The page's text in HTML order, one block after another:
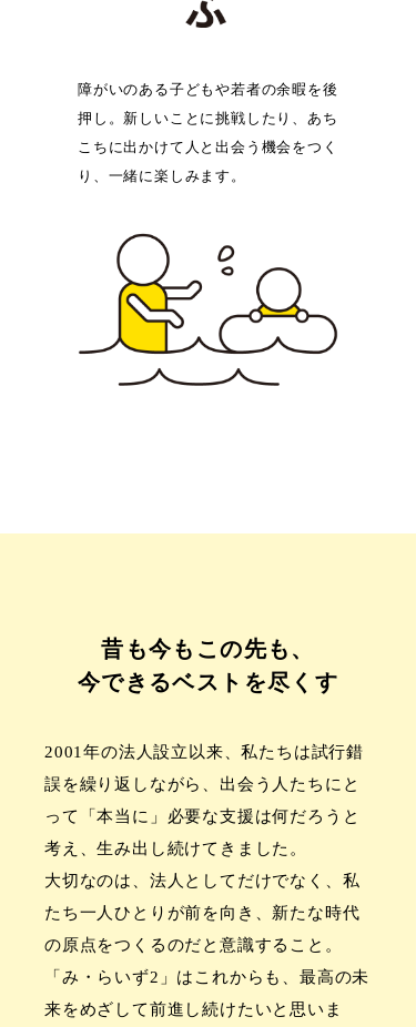
障がいのある子どもや若者の余暇を後
押し。新しいことに挑戦したり、あち
こちに出かけて人と出会う機会をつく
り、一緒に楽しみます。
昔も今もこの先も、
今できるベストを尽くす
2001年の法人設立以来、私たちは試行錯
誤を繰り返しながら、 出会う人たちにと
って「本当に」必要な支援は何だろうと
考え、生み出し続けてきました。
大切なのは、法人としてだけでなく、私
たち一人ひとりが前を向き、 新たな時代
の原点をつくるのだと意識すること。
「み・らいず2」はこれからも、最高の未
来をめざして前進し続けたいと思いま